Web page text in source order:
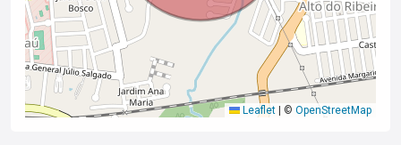
Leaflet | © OpenStreetMap